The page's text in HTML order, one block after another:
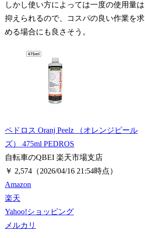
しかし使い方によっては一度の使用量は
抑えられるので、コスパの良い作業を求
める場合にも良さそう。
ペドロス Oranj Peelz （オレンジピール
ズ） 475ml PEDROS
自転車のQBEI 楽天市場支店
￥ 2,574 （2026/04/16 21:54時点）
Amazon
楽天
Yahoo!ショッピング
メルカリ